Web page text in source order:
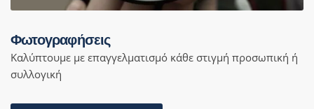
Φωτογραφήσεις
Καλύπτουμε με επαγγελματισμό κάθε στιγμή προσωπική ή
συλλογική